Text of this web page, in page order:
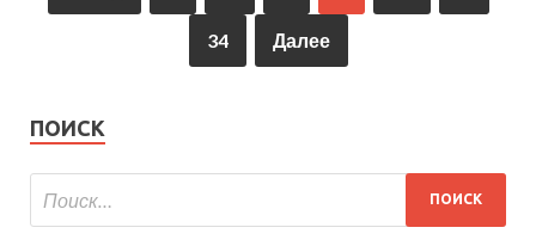
34 Далее
ПОИСК